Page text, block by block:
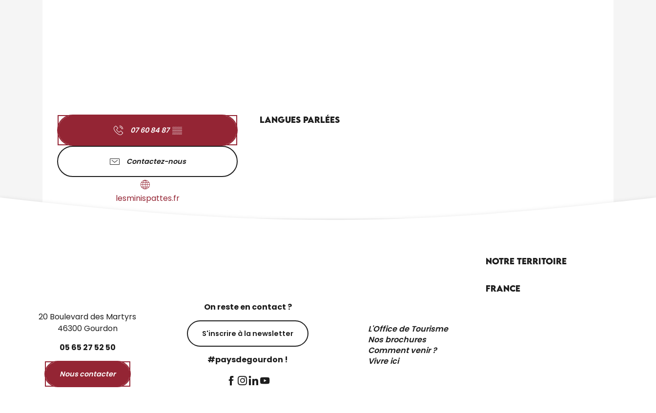
07 60 84 87 ▒▒
Contactez-nous
lesminispattes.fr
Langues parlées
Langues parlées
20 Boulevard des Martyrs
46300 Gourdon
05 65 27 52 50
Nous contacter
On reste en contact ?
S'inscrire à la newsletter
#paysdegourdon !
L'Office de Tourisme
Nos brochures
Comment venir ?
Vivre ici
Notre territoire
France